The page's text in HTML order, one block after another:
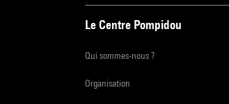
Le Centre Pompidou
Qui sommes-nous ?
Organisation